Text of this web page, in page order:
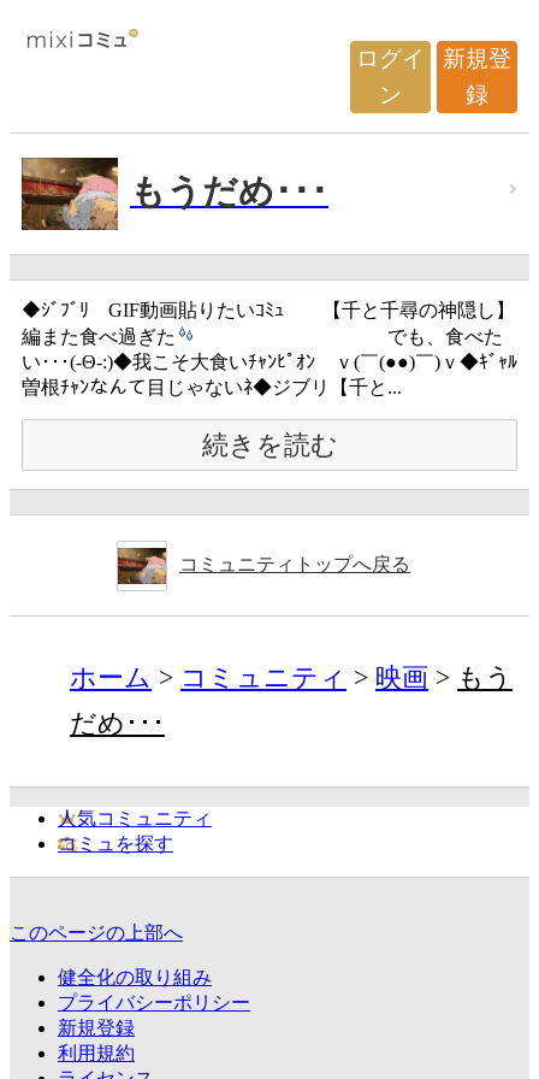
ログイ
ン
新規登
録
もうだめ･･･
◆ｼﾞﾌﾞﾘ GIF動画貼りたいｺﾐｭ 【千と千尋の神隠し】
編また食べ過ぎた
でも、食べた
い･･･(-Θ-:)◆我こそ大食いﾁｬﾝﾋﾟｵﾝ ｖ(￣(●●)￣)ｖ◆ｷﾞｬﾙ
曽根ﾁｬﾝなんて目じゃないﾈ◆ジブリ【千と...
続きを読む
コミュニティトップへ戻る
ホーム コミュニティ 映画
もう
だめ･･･
人気コミュニティ
コミュを探す
このページの上部へ
健全化の取り組み
プライバシーポリシー
新規登録
利用規約